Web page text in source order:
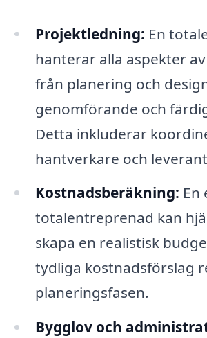
Projektledning: En
hanterar alla aspekter
från planering och
genomförande och
Detta inkluderar
hantverkare och
Kostnadsberäkning: En
totalentreprenad kan
skapa en realistisk
tydliga kostnadsförslag
planeringsfasen.
Bygglov och